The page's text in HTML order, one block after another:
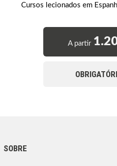
Cursos lecionados em
A partir
SOBRE